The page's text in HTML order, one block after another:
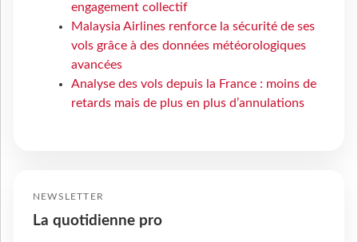
engagement collectif
Malaysia Airlines renforce la sécurité de ses
vols grâce à des données météorologiques
avancées
Analyse des vols depuis la France : moins de
retards mais de plus en plus d’annulations
NEWSLETTER
La quotidienne pro